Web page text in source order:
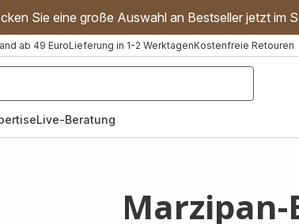
Sie eine große Auswahl an Bestseller jetzt im
ab 49 EuroLieferung in 1-2 WerktagenKostenfreie Retouren
Live-Beratung